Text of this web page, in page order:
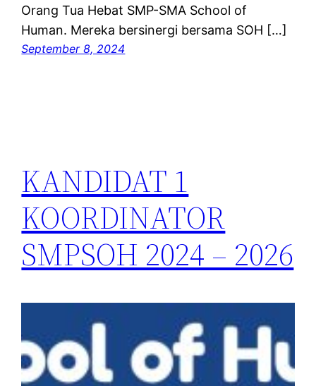
Orang Tua Hebat SMP-SMA School of
Human. Mereka bersinergi bersama SOH […]
September 8, 2024
KANDIDAT 1
KOORDINATOR
SMPSOH 2024 – 2026